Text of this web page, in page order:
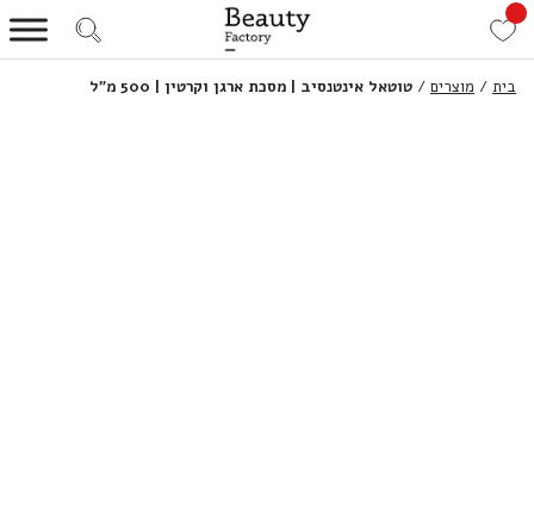
בית / מוצרים / טוטאל אינטנסיב | מסכת ארגן וקרטין | 500 מ”ל